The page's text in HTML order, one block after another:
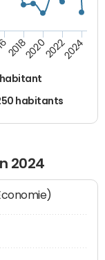
habitant
habitants
2018202020222024
2024